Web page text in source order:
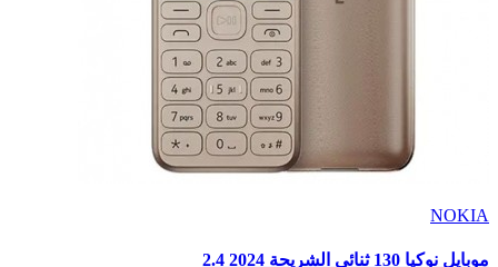
NOKIA
موبايل نوكيا 130 ثنائي الشريحة 2024 2.4